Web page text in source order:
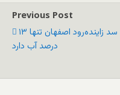
Previous Post
سد زاینده‌رود اصفهان تنها ۱۳
درصد آب دارد